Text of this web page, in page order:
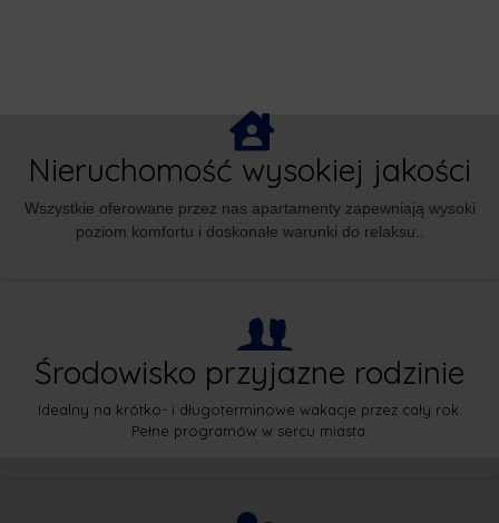
Nieruchomość wysokiej jakości
Wszystkie oferowane przez nas apartamenty zapewniają wysoki
poziom komfortu i doskonałe warunki do relaksu..
Środowisko przyjazne rodzinie
Idealny na krótko- i długoterminowe wakacje przez cały rok.
Pełne programów w sercu miasta.